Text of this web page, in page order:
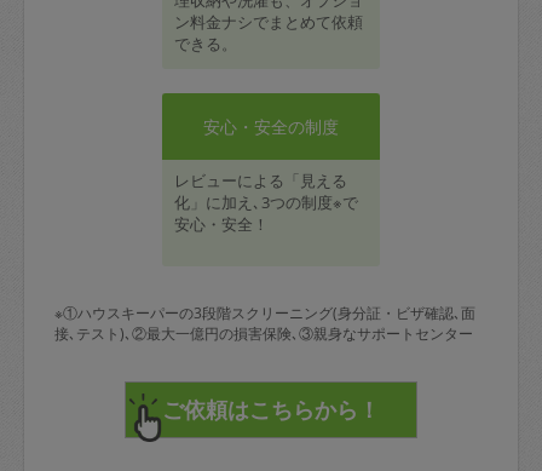
ン料金ナシでまとめて依頼
できる。
安心・安全の制度
レビューによる「見える
化」に加え､3つの制度※で
安心・安全！
※①ハウスキーパーの3段階スクリーニング(身分証・ビザ確認､面
接､テスト)､②最大一億円の損害保険､③親身なサポートセンター